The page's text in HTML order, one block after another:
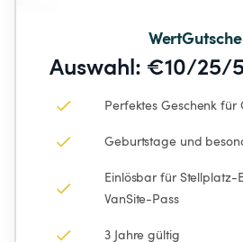
Auswahl: €10/25/
Perfektes Geschenk für
Geburtstage und
Einlösbar für
VanSite-Pass
3 Jahre gültig